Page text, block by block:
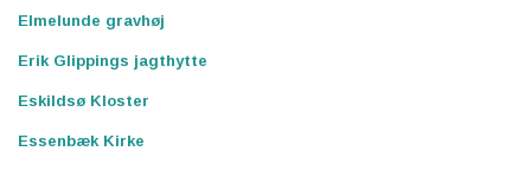
Elmelunde gravhøj
Erik Glippings jagthytte
Eskildsø Kloster
Essenbæk Kirke